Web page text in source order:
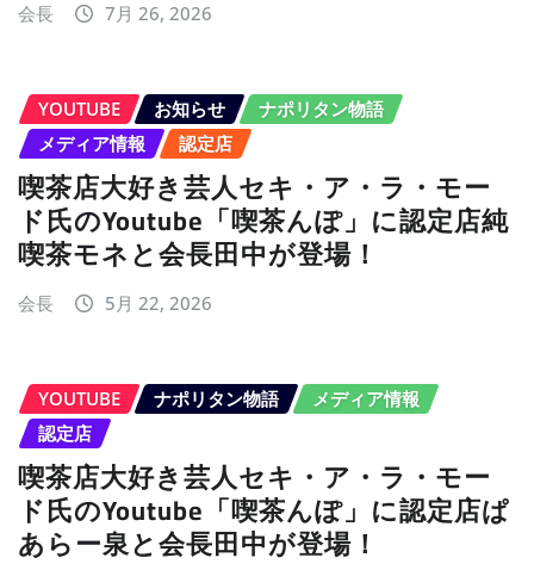
会長 7月 26, 2026
YOUTUBE お知らせ
ナポリタン物語
メディア情報
認定店
喫茶店大好き芸人セキ・ア・ラ・モー
ド氏のYoutube「喫茶んぽ」に認定店純
喫茶モネと会長田中が登場！
会長 5月 22, 2026
YOUTUBE ナポリタン物語
メディア情報
認定店
喫茶店大好き芸人セキ・ア・ラ・モー
ド氏のYoutube「喫茶んぽ」に認定店ぱ
あらー泉と会長田中が登場！